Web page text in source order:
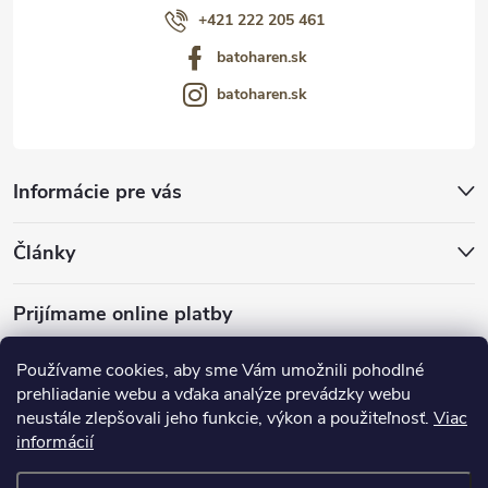
Používame cookies, aby sme Vám umožnili pohodlné
prehliadanie webu a vďaka analýze prevádzky webu
neustále zlepšovali jeho funkcie, výkon a použiteľnosť. Viac
informácií
Informácie pre vás
Články
Prijímame online platby
+421 222 205 461
batoharen.sk
batoharen.sk